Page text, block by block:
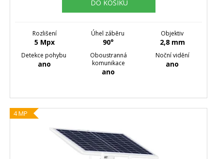
DO KOŠÍKU
Rozlišení
5 Mpx
Úhel záběru
90°
Objektiv
2,8 mm
Detekce pohybu
ano
Oboustranná
komunikace
ano
Noční vidění
ano
4 MP